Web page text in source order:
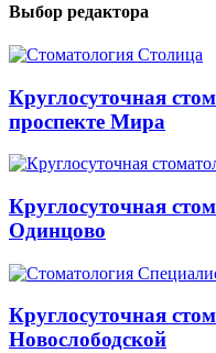
Выбор редактора
Круглосуточная
проспекте Мира
Круглосуточная
Одинцово
Круглосуточная
Новослободской